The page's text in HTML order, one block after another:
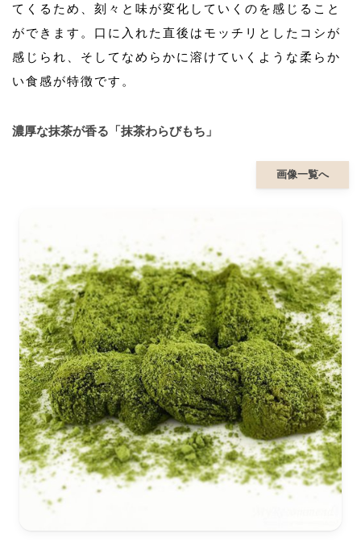
てくるため、刻々と味が変化していくのを感じること
ができます。口に入れた直後はモッチリとしたコシが
感じられ、そしてなめらかに溶けていくような柔らか
い食感が特徴です。
濃厚な抹茶が香る「抹茶わらびもち」
画像一覧へ